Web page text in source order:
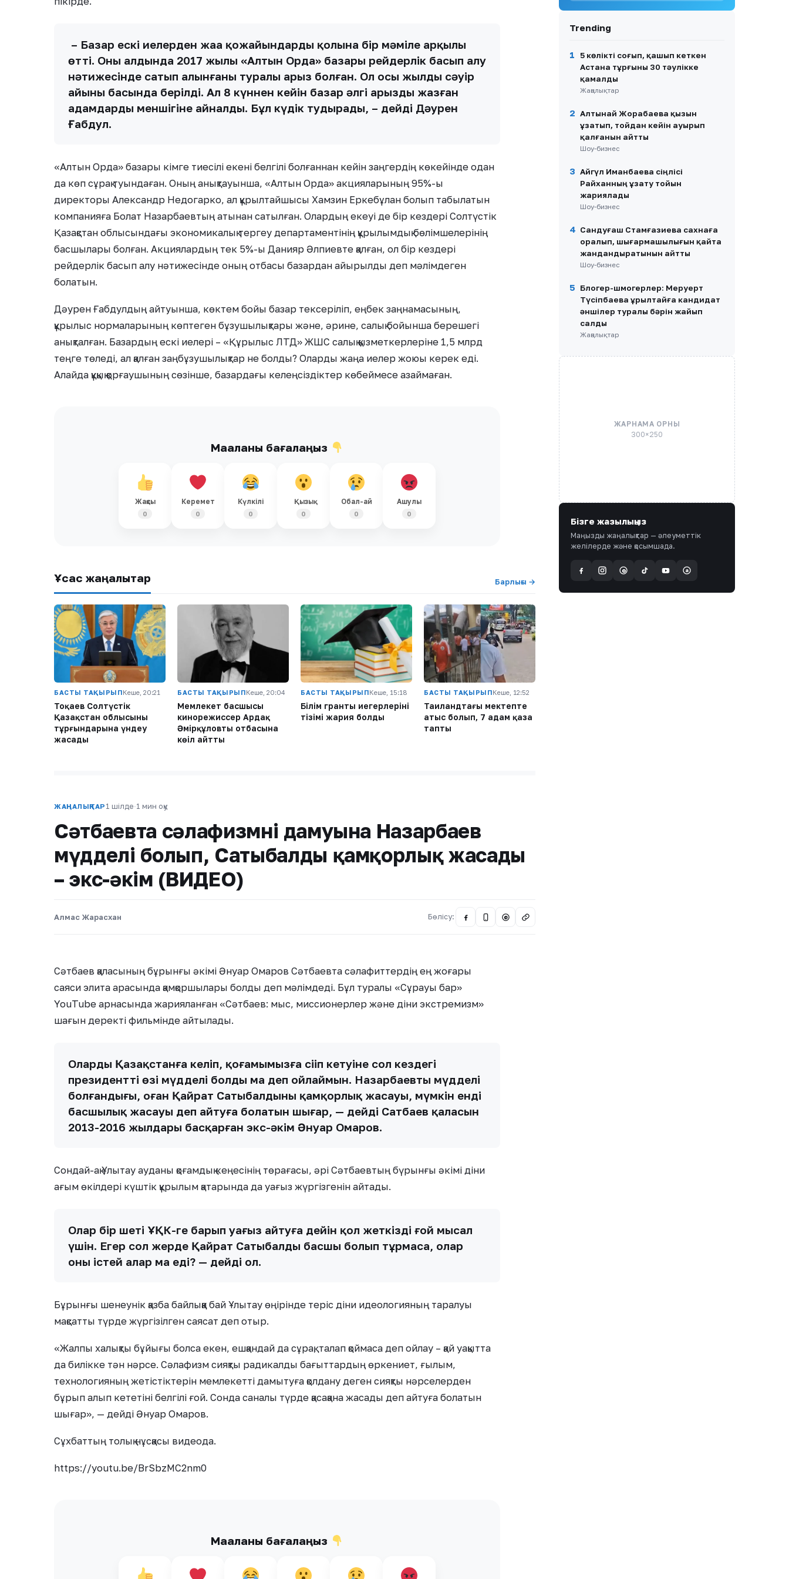
– Базар ескі иелерден жаңа қожайындардың қолына бір мәміле арқылы
өтті. Оның алдында 2017 жылы «Алтын Орда» базары рейдерлік басып алу
нәтижесінде сатып алынғаны туралы арыз болған. Ол осы жылдың сәуір
айының басында берілді. Ал 8 күннен кейін базар әлгі арызды жазған
адамдардың меншігіне айналды. Бұл күдік тудырады, – дейді Дәурен
Ғабдул.
«Алтын Орда» базары кімге тиесілі екені белгілі болғаннан кейін заңгердің көкейінде одан
да көп сұрақ туындаған. Оның анықтауынша, «Алтын Орда» акцияларының 95%-ы
директоры Александр Недогарко, ал құрылтайшысы Хамзин Еркебұлан болып табылатын
компанияға Болат Назарбаевтың атынан сатылған. Олардың екеуі де бір кездері Солтүстік
Қазақстан облысындағы экономикалық тергеу департаментінің құрылымдық бөлімшелерінің
басшылары болған. Акциялардың тек 5%-ы Данияр Әлпиевте қалған, ол бір кездері
рейдерлік басып алу нәтижесінде оның отбасы базардан айырылды деп мәлімдеген
болатын.
Дәурен Ғабдулдың айтуынша, көктем бойы базар тексеріліп, еңбек заңнамасының,
құрылыс нормаларының көптеген бұзушылықтары және, әрине, салық бойынша берешегі
анықталған. Базардың ескі иелері – «Құрылыс ЛТД» ЖШС салық қызметкерлеріне 1,5 млрд
теңге төледі, ал қалған заңбұзушылықтар не болды? Оларды жаңа иелер жоюы керек еді.
Алайда құқық қорғаушының сөзінше, базардағы келеңсіздіктер көбеймесе азаймаған.
Мақаланы бағалаңыз
Жақсы
0
Керемет
0
Күлкілі
0
Қызық
0
Обал-ай
0
Ашулы
0
Ұқсас жаңалықтар Барлығы →
БАСТЫ ТАҚЫРЫПКеше, 20:21
Тоқаев Солтүстік
Қазақстан облысының
тұрғындарына үндеу
жасады
БАСТЫ ТАҚЫРЫПКеше, 20:04
Мемлекет басшысы
кинорежиссер Ардақ
Әмірқұловтың отбасына
көңіл айтты
БАСТЫ ТАҚЫРЫПКеше, 15:18
Білім гранты иегерлерінің
тізімі жария болды
БАСТЫ ТАҚЫРЫПКеше, 12:52
Таиландтағы мектепте
атыс болып, 7 адам қаза
тапты
ЖАҢАЛЫҚТАР 1 шілде·1 мин оқу
Сәтбаевта сәлафизмнің дамуына Назарбаев
мүдделі болып, Сатыбалды қамқорлық жасады
– экс-әкім (ВИДЕО)
Алмас Жарасхан Бөлісу: @
Сәтбаев қаласының бұрынғы әкімі Әнуар Омаров Сәтбаевта сәлафиттердің ең жоғары
саяси элита арасында қамқоршылары болды деп мәлімдеді. Бұл туралы «Сұрауы бар»
YouTube арнасында жарияланған «Сәтбаев: мыс, миссионерлер және діни экстремизм»
шағын деректі фильмінде айтылады.
Олардың Қазақстанға келіп, қоғамымызға сіңіп кетуіне сол кездегі
президенттің өзі мүдделі болды ма деп ойлаймын. Назарбаевтың мүдделі
болғандығы, оған Қайрат Сатыбалдының қамқорлық жасауы, мүмкін енді
басшылық жасауы деп айтуға болатын шығар, — дейді Сатбаев қаласын
2013-2016 жылдары басқарған экс-әкім Әнуар Омаров.
Сондай-ақ Ұлытау ауданы қоғамдық кеңесінің төрағасы, әрі Сәтбаевтың бүрынғы әкімі діни
ағым өкілдері күштік құрылым қатарында да уағыз жүргізгенін айтады.
Олар бір шеті ҰҚК-ге барып уағыз айтуға дейін қол жеткізді ғой мысал
үшін. Егер сол жерде Қайрат Сатыбалды басшы болып тұрмаса, олар
оны істей алар ма еді? — дейді ол.
Бұрынғы шенеунік қазба байлыққа бай Ұлытау өңірінде теріс діни идеологияның таралуы
мақсатты түрде жүргізілген саясат деп отыр.
«Жалпы халықты бұйығы болса екен, ешқандай да сұрақ, талап қоймаса деп ойлау – қай уақытта
да билікке тән нәрсе. Сәлафизм сияқты радикалды бағыттардың өркениет, ғылым,
технологияның жетістіктерін мемлекетті дамытуға қолдану деген сияқты нәрселерден
бұрып алып кететіні белгілі ғой. Сонда саналы түрде қасақана жасады деп айтуға болатын
шығар», — дейді Әнуар Омаров.
Сұхбаттың толық нұсқасы видеода.
https://youtu.be/BrSbzMC2nm0
Мақаланы бағалаңыз
науқас әйел арасындағы
10
Ақтөбедегі жаңа
көпқабатты үй тұрғындары
бірнеше ай бойы газсыз
отыр
Trending
1
5 көлікті соғып, қашып кеткен
Астана тұрғыны 30 тәулікке
қамалды
Жаңалықтар
2 Алтынай Жорабаева қызын
ұзатып, тойдан кейін ауырып
қалғанын айтты
Шоу-бизнес
3 Айгүл Иманбаева сіңлісі
Райханның ұзату тойын
жариялады
Шоу-бизнес
4 Сандуғаш Стамғазиева сахнаға
оралып, шығармашылығын қайта
жандандыратынын айтты
Шоу-бизнес
5
Блогер-шмогерлер: Меруерт
Түсіпбаева Құрылтайға кандидат
әншілер туралы бәрін жайып
салды
Жаңалықтар
ЖАРНАМА ОРНЫ
300×250
Бізге жазылыңыз
Маңызды жаңалықтар — әлеуметтік
желілерде және қосымшада.
@ a